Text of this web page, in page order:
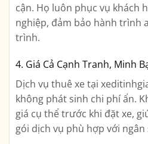
cận. Họ luôn phục vụ khách
nghiệp, đảm bảo hành trình
trình.
4. Giá Cả Cạnh Tranh, Minh
Dịch vụ thuê xe tại
không phát sinh chi phí ẩn.
giá cụ thể trước khi đặt xe,
gói dịch vụ phù hợp với ngân